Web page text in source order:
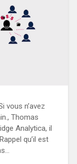
vous n’avez
Thomas
Analytica, il
qu’il est